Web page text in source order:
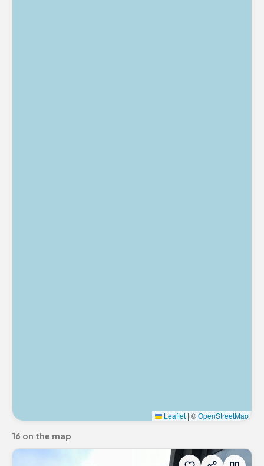
16 on the map
Leaflet | ©OpenStreetMap